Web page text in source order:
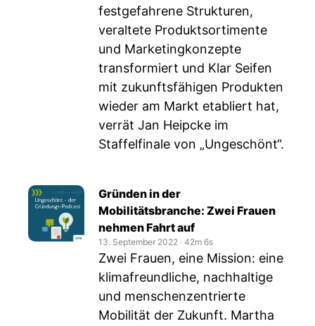
festgefahrene Strukturen,
veraltete Produktsortimente
und Marketingkonzepte
transformiert und Klar Seifen
mit zukunftsfähigen Produkten
wieder am Markt etabliert hat,
verrät Jan Heipcke im
Staffelfinale von „Ungeschönt“.
Gründen in der
Mobilitätsbranche: Zwei Frauen
nehmen Fahrt auf
13. September 2022 ‧ 42m 6s
Zwei Frauen, eine Mission: eine
klimafreundliche, nachhaltige
und menschenzentrierte
Mobilität der Zukunft. Martha